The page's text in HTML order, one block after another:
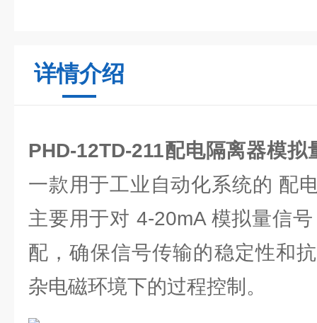
详情介绍
PHD-12TD-211配电隔离器模
一款用于工业自动化系统的 配
主要用于对 4-20mA 模拟量信
配，确保信号传输的稳定性和
杂电磁环境下的过程控制。